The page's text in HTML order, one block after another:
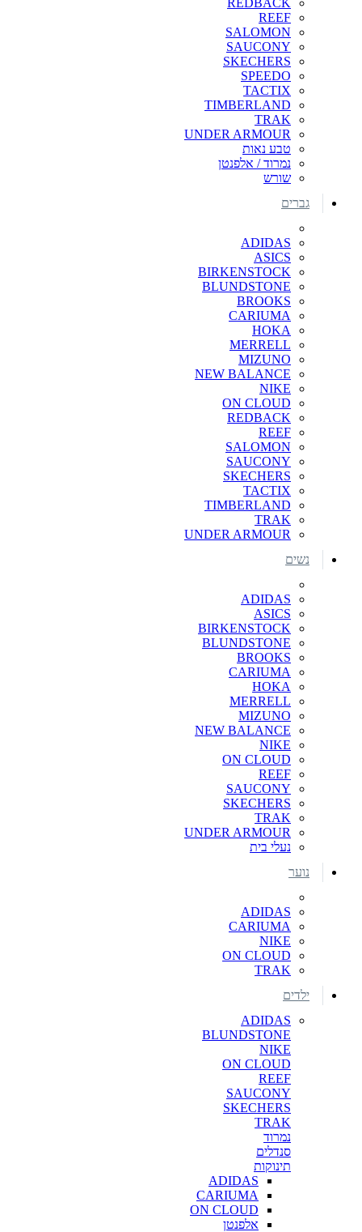
REEF
SALOMON
SAUCONY
SKECHERS
SPEEDO
TACTIX
TIMBERLAND
TRAK
UNDER ARMOUR
טבע נאות
נמרוד / אלפנטן
שורש
גברים
ADIDAS
ASICS
BIRKENSTOCK
BLUNDSTONE
BROOKS
CARIUMA
HOKA
MERRELL
MIZUNO
NEW BALANCE
NIKE
ON CLOUD
REDBACK
REEF
SALOMON
SAUCONY
SKECHERS
TACTIX
TIMBERLAND
TRAK
UNDER ARMOUR
נשים
ADIDAS
ASICS
BIRKENSTOCK
BLUNDSTONE
BROOKS
CARIUMA
HOKA
MERRELL
MIZUNO
NEW BALANCE
NIKE
ON CLOUD
REEF
SAUCONY
SKECHERS
TRAK
UNDER ARMOUR
נעלי בית
נוער
ADIDAS
CARIUMA
NIKE
ON CLOUD
TRAK
ילדים
ADIDAS
BLUNDSTONE
NIKE
ON CLOUD
REEF
SAUCONY
SKECHERS
TRAK
נמרוד
סנדלים
תינוקות
ADIDAS
CARIUMA
ON CLOUD
אלפנטן